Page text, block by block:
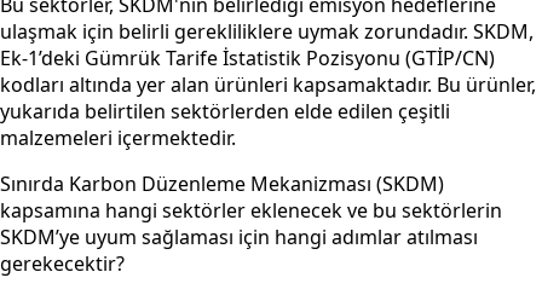
ulaşmak için belirli gerekliliklere uymak zorundadır. SKDM,
Ek-1’deki Gümrük Tarife İstatistik Pozisyonu (GTİP/CN)
kodları altında yer alan ürünleri kapsamaktadır. Bu ürünler,
yukarıda belirtilen sektörlerden elde edilen çeşitli
malzemeleri içermektedir.
Sınırda Karbon Düzenleme Mekanizması (SKDM)
kapsamına hangi sektörler eklenecek ve bu sektörlerin
SKDM’ye uyum sağlaması için hangi adımlar atılması
gerekecektir?